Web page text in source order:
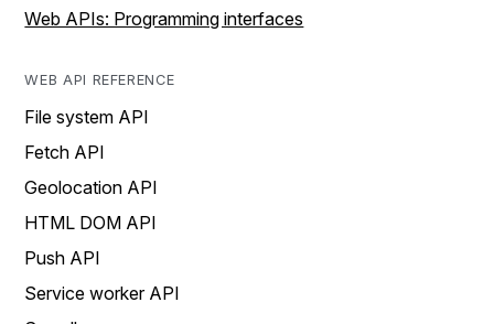
Web APIs: Programming interfaces
WEB API REFERENCE
File system API
Fetch API
Geolocation API
HTML DOM API
Push API
Service worker API